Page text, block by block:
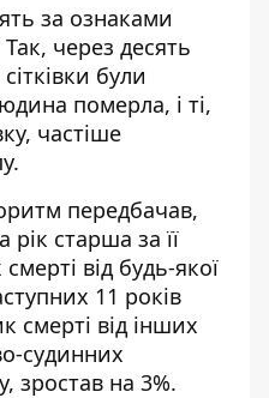
за ознаками
Так, через десять
були
померла, і ті,
частіше
передбачав,
старша за її
від будь-якої
11 років
смерті від інших
судинних
зростав на 3%.